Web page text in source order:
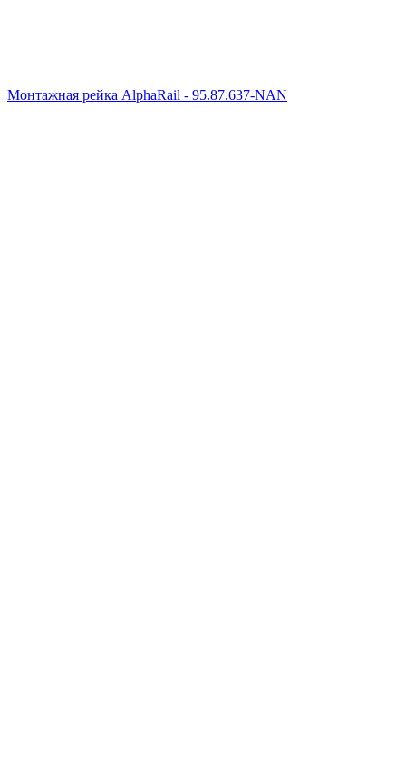
Монтажная рейка AlphaRail - 95.87.637-NAN